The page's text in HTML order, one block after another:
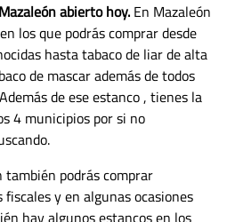
abierto hoy. En Mazaleón
los que podrás comprar desde
hasta tabaco de liar de alta
de mascar además de todos
Además de ese estanco , tienes la
4 municipios por si no
también podrás comprar
y en algunas ocasiones
hay algunos estancos en los